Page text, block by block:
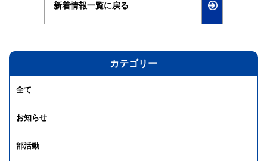
新着情報一覧に戻る
カテゴリー
全て
お知らせ
部活動